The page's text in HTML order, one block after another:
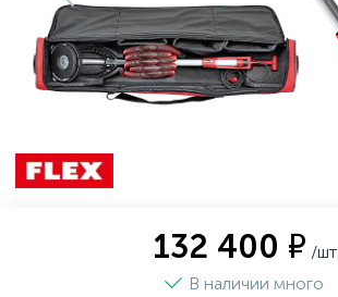
132 400 ₽ /шт
В наличии много